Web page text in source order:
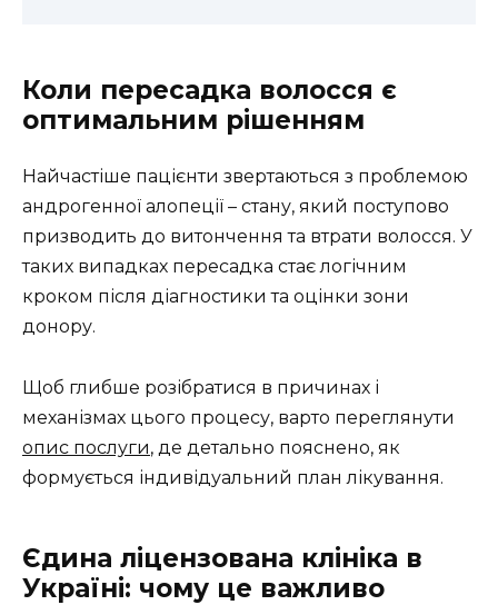
Коли пересадка волосся є
оптимальним рішенням
Найчастіше пацієнти звертаються з проблемою
андрогенної алопеції – стану, який поступово
призводить до витончення та втрати волосся. У
таких випадках пересадка стає логічним
кроком після діагностики та оцінки зони
донору.
Щоб глибше розібратися в причинах і
механізмах цього процесу, варто переглянути
опис послуги, де детально пояснено, як
формується індивідуальний план лікування.
Єдина ліцензована клініка в
Україні: чому це важливо